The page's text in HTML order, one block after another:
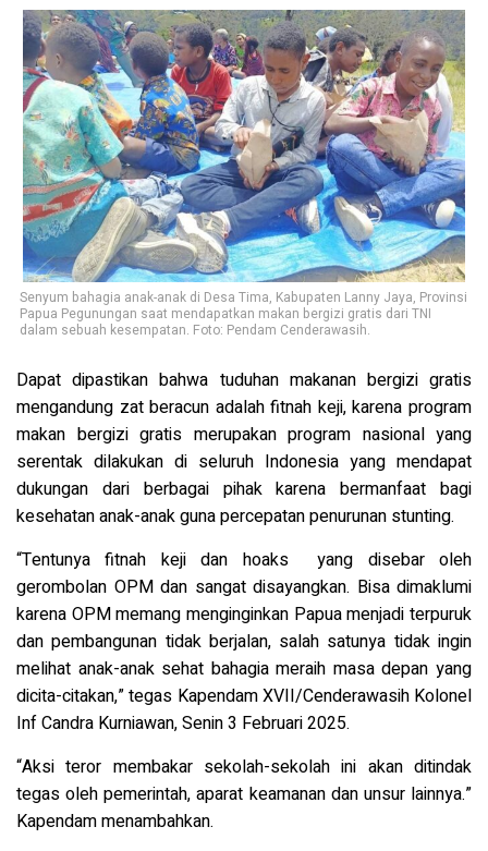
Senyum bahagia anak-anak di Desa Tima, Kabupaten Lanny Jaya, Provinsi
Papua Pegunungan saat mendapatkan makan bergizi gratis dari TNI
dalam sebuah kesempatan. Foto: Pendam Cenderawasih.
Dapat dipastikan bahwa tuduhan makanan bergizi gratis
mengandung zat beracun adalah fitnah keji, karena program
makan bergizi gratis merupakan program nasional yang
serentak dilakukan di seluruh Indonesia yang mendapat
dukungan dari berbagai pihak karena bermanfaat bagi
kesehatan anak-anak guna percepatan penurunan stunting.
“Tentunya fitnah keji dan hoaks yang disebar oleh
gerombolan OPM dan sangat disayangkan. Bisa dimaklumi
karena OPM memang menginginkan Papua menjadi terpuruk
dan pembangunan tidak berjalan, salah satunya tidak ingin
melihat anak-anak sehat bahagia meraih masa depan yang
dicita-citakan,” tegas Kapendam XVII/Cenderawasih Kolonel
Inf Candra Kurniawan, Senin 3 Februari 2025.
“Aksi teror membakar sekolah-sekolah ini akan ditindak
tegas oleh pemerintah, aparat keamanan dan unsur lainnya.”
Kapendam menambahkan.